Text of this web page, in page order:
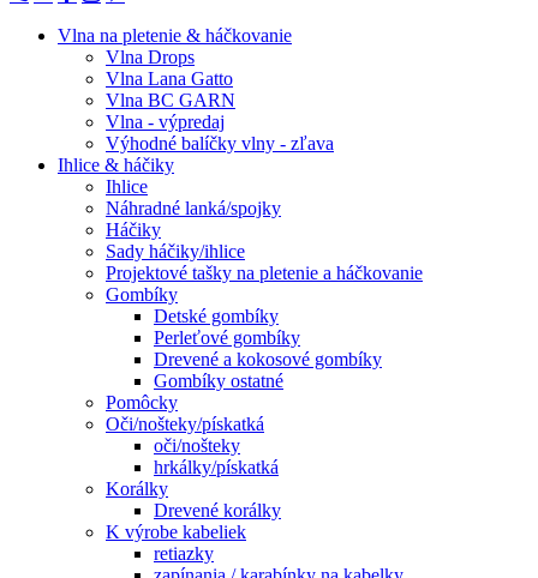
Vlna na pletenie & háčkovanie
Vlna Drops
Vlna Lana Gatto
Vlna BC GARN
Vlna - výpredaj
Výhodné balíčky vlny - zľava
Ihlice & háčiky
Ihlice
Náhradné lanká/spojky
Háčiky
Sady háčiky/ihlice
Projektové tašky na pletenie a háčkovanie
Gombíky
Detské gombíky
Perleťové gombíky
Drevené a kokosové gombíky
Gombíky ostatné
Pomôcky
Oči/nošteky/pískatká
oči/nošteky
hrkálky/pískatká
Korálky
Drevené korálky
K výrobe kabeliek
retiazky